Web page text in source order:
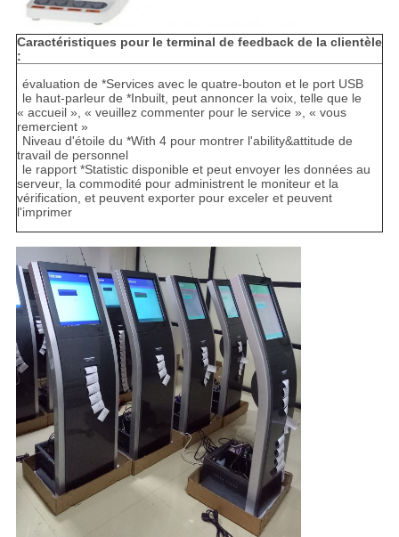
Caractéristiques pour le terminal de feedback de la clientèle
:
évaluation de *Services avec le quatre-bouton et le port USB
le haut-parleur de *Inbuilt, peut annoncer la voix, telle que le
« accueil », « veuillez commenter pour le service », « vous
remercient »
Niveau d'étoile du *With 4 pour montrer l'ability&attitude de
travail de personnel
le rapport *Statistic disponible et peut envoyer les données au
serveur, la commodité pour administrent le moniteur et la
vérification, et peuvent exporter pour exceler et peuvent
l'imprimer